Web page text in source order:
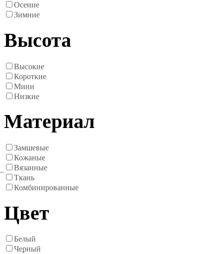
Осение
Зимние
Высота
Высокие
Короткие
Мини
Низкие
Материал
Замшевые
Кожаные
Вязанные
Ткань
Комбинированные
Цвет
Белый
Черный